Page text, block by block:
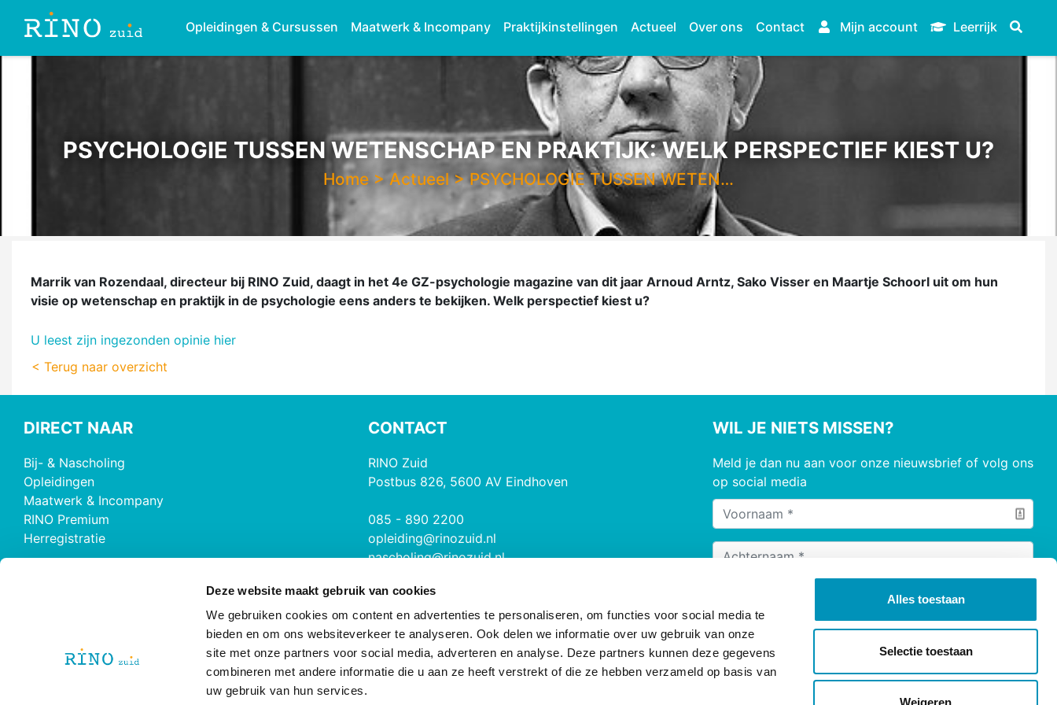
Deze website maakt gebruik van cookies
We gebruiken cookies om content en advertenties te personaliseren, om functies voor social media te
bieden en om ons websiteverkeer te analyseren. Ook delen we informatie over uw gebruik van onze
site met onze partners voor social media, adverteren en analyse. Deze partners kunnen deze gegevens
combineren met andere informatie die u aan ze heeft verstrekt of die ze hebben verzameld op basis van
uw gebruik van hun services.
Alles toestaan
Selectie toestaan
Weigeren
Opleidingen & Cursussen Maatwerk & Incompany Praktijkinstellingen Actueel Over ons Contact Mijn account Leerrijk
PSYCHOLOGIE TUSSEN WETENSCHAP EN PRAKTIJK: WELK PERSPECTIEF KIEST U?
Home > Actueel>PSYCHOLOGIE TUSSEN WETEN…
Marrik van Rozendaal, directeur bij RINO Zuid, daagt in het 4e GZ-psychologie magazine van dit jaar Arnoud Arntz, Sako Visser en Maartje Schoorl uit om hun
visie op wetenschap en praktijk in de psychologie eens anders te bekijken. Welk perspectief kiest u?
U leest zijn ingezonden opinie hier
< Terug naar overzicht
DIRECT NAAR
Bij- & Nascholing
Opleidingen
Maatwerk & Incompany
RINO Premium
Herregistratie
CONTACT
RINO Zuid
Postbus 826, 5600 AV Eindhoven
085 - 890 2200
opleiding@rinozuid.nl
nascholing@rinozuid.nl
Opleidingslocaties
WIL JE NIETS MISSEN?
Meld je dan nu aan voor onze nieuwsbrief of volg ons
op social media
Disclaimer|Privacy Policy